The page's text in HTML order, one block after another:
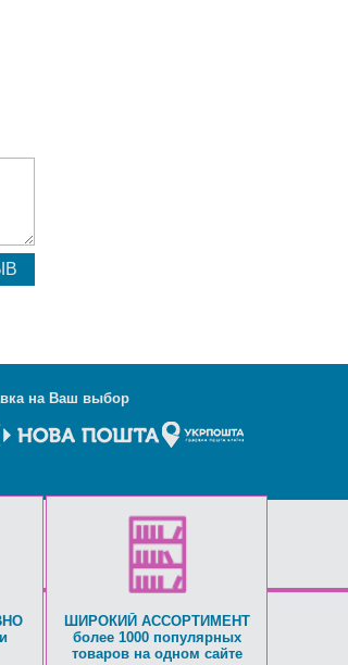
на Ваш выбор
ШИРОКИЙ АССОРТИМЕНТ
более 1000 популярных
товаров на одном сайте